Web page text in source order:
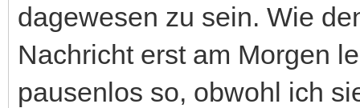
dagewesen zu sein. Wie
Nachricht erst am Morgen
pausenlos so, obwohl ich